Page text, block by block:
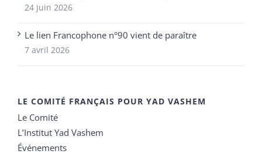
24 juin 2026
Le lien Francophone n°90 vient de paraître
7 avril 2026
LE COMITÉ FRANÇAIS POUR YAD VASHEM
Le Comité
L’Institut Yad Vashem
Événements